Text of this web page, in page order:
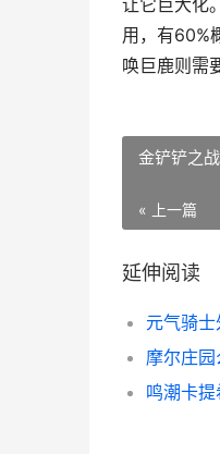
让它巨大化
用，有60%
唤巨鹿则需
金铲铲之
« 上一篇
延伸阅读
元气骑
鸣潮卡